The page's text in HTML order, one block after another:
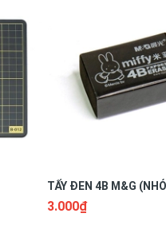
TẨY ĐEN 4B M&G
3.000₫